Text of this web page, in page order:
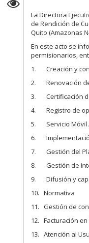
La Directora
de Rendición de
Quito (Amazonas
En este acto se
permisionarios,
1. Creación y
2. Renovación de
3. Certificación de
4. Registro de
5. Servicio Móvil
6.
7. Gestión del
8. Gestión de
9. Difusión y
10. Normativa
11. Gestión de
12. Facturación en
13. Atención al